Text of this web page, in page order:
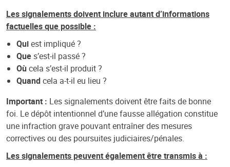
Les signalements doivent inclure autant d’informations
factuelles que possible :
Quiest impliqué ?
Que s’est-il passé ?
Oùcela s’est-il produit ?
Quandcela a-t-il eu lieu ?
Important : Les signalements doivent être faits de bonne
foi. Le dépôt intentionnel d’une fausse allégation constitue
une infraction grave pouvant entraîner des mesures
correctives ou des poursuites judiciaires/pénales.
Les signalements peuvent également être transmis à :